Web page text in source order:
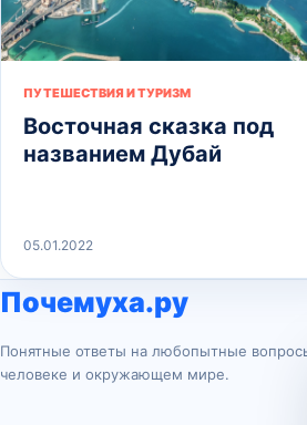
ПУТЕШЕСТВИЯ И ТУРИЗМ
Восточная сказка под
названием Дубай
05.01.2022
Почемуха.ру
Понятные ответы на любопытные
человеке и окружающем мире.